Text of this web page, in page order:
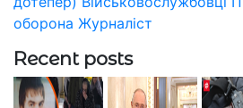
оборона Журналіст
Recent posts